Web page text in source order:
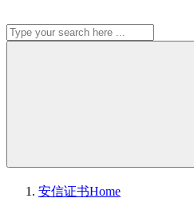
安信证书Home